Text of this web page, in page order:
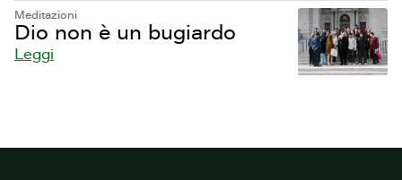
Meditazioni
Dio non è un bugiardo
Leggi